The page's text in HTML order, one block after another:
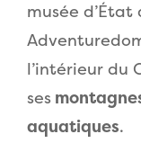
musée
l’intérieur du
ses
aquatiques.